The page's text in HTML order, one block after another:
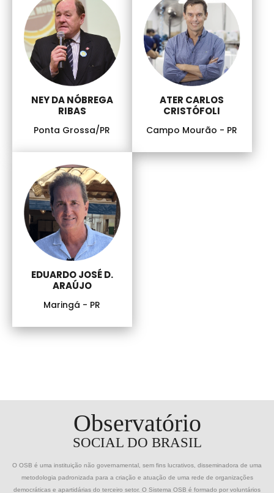
NEY DA NÓBREGA
RIBAS
Ponta Grossa/PR
ATER CARLOS
CRISTÓFOLI
Campo Mourão - PR
EDUARDO JOSÉ D.
ARAÚJO
Maringá - PR
Observatório
SOCIAL DO BRASIL
O OSB é uma instituição não governamental, sem fins lucrativos, disseminadora de uma
metodologia padronizada para a criação e atuação de uma rede de organizações
democráticas e apartidárias do terceiro setor. O Sistema OSB é formado por voluntários